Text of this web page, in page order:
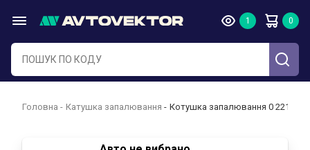
Головна Катушка запалювання Котушка запалювання 0 221 505